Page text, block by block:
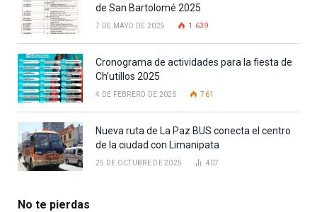
de San Bartolomé 2025
7 DE MAYO DE 2025 1.639
Cronograma de actividades para la fiesta de
Ch’utillos 2025
4 DE FEBRERO DE 2025 761
Nueva ruta de La Paz BUS conecta el centro
de la ciudad con Limanipata
25 DE OCTUBRE DE 2025 407
No te pierdas